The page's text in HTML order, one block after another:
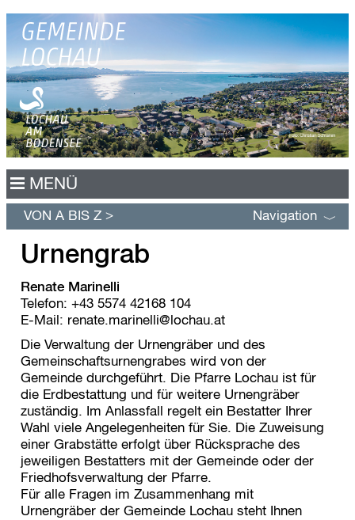
N
MENÜ
VON A BIS Z Navigation ﹀
Urnengrab
Renate Marinelli
Telefon:+43 5574 42168 104
E-Mail: renate.marinelli@lochau.at
Die Verwaltung der Urnengräber und des
Gemeinschaftsurnengrabes wird von der
Gemeinde durchgeführt. Die Pfarre Lochau ist für
die Erdbestattung und für weitere Urnengräber
zuständig. Im Anlassfall regelt ein Bestatter Ihrer
Wahl viele Angelegenheiten für Sie. Die Zuweisung
einer Grabstätte erfolgt über Rücksprache des
jeweiligen Bestatters mit der Gemeinde oder der
Friedhofsverwaltung der Pfarre.
Für alle Fragen im Zusammenhang mit
Urnengräber der Gemeinde Lochau steht Ihnen